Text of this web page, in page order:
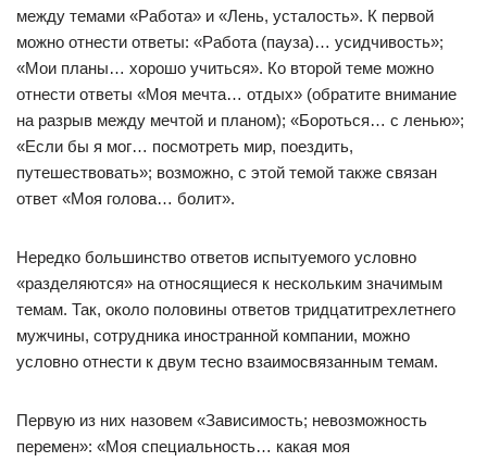
между темами «Работа» и «Лень, усталость». К первой
можно отнести ответы: «Работа (пауза)… усидчивость»;
«Мои планы… хорошо учиться». Ко второй теме можно
отнести ответы «Моя мечта… отдых» (обратите внимание
на разрыв между мечтой и планом); «Бороться… с ленью»;
«Если бы я мог… посмотреть мир, поездить,
путешествовать»; возможно, с этой темой также связан
ответ «Моя голова… болит».
Нередко большинство ответов испытуемого условно
«разделяются» на относящиеся к нескольким значимым
темам. Так, около половины ответов тридцатитрехлетнего
мужчины, сотрудника иностранной компании, можно
условно отнести к двум тесно взаимосвязанным темам.
Первую из них назовем «Зависимость; невозможность
перемен»: «Моя специальность… какая моя